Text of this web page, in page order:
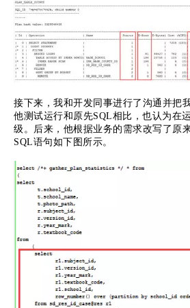
接下来，我和开发同事进行了沟通并把
他测试运行和原先SQL相比，也认为在
级。后来，他根据业务的需求改写了原
SQL语句如下图所示。